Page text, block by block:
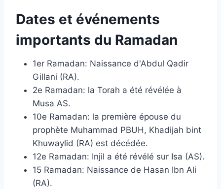
Dates et événements
importants du Ramadan
1er Ramadan: Naissance d'Abdul Qadir
Gillani (RA).
2e Ramadan: la Torah a été révélée à
Musa AS.
10e Ramadan: la première épouse du
prophète Muhammad PBUH, Khadijah bint
Khuwaylid (RA) est décédée.
12e Ramadan: Injil a été révélé sur Isa (AS).
15 Ramadan: Naissance de Hasan Ibn Ali
(RA).